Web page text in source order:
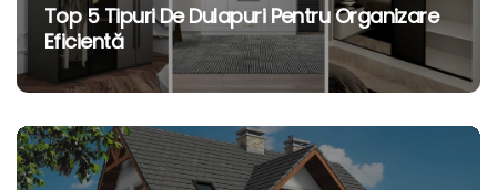
Top 5 Tipuri De Dulapuri Pentru Organizare
Eficientă